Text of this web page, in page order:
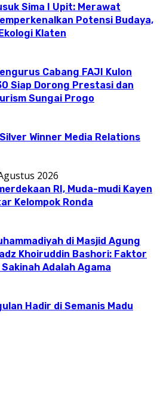
Sima I Upit: Merawat
Potensi Budaya,
Klaten
Cabang FAJI Kulon
Siap Dorong Prestasi dan
Sungai Progo
Winner Media Relations
2026
RI, Muda-mudi Kayen
Kelompok Ronda
di Masjid Agung
Khoiruddin Bashori: Faktor
Adalah Agama
Hadir di Semanis Madu